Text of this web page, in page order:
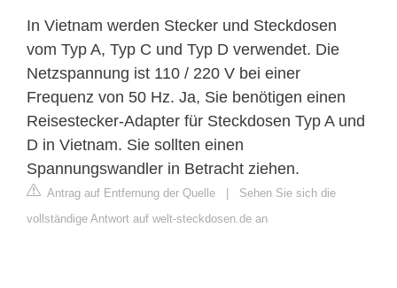
In Vietnam werden Stecker und Steckdosen
vom Typ A, Typ C und Typ D verwendet. Die
Netzspannung ist 110 / 220 V bei einer
Frequenz von 50 Hz. Ja, Sie benötigen einen
Reisestecker-Adapter für Steckdosen Typ A und
D in Vietnam. Sie sollten einen
Spannungswandler in Betracht ziehen.
Antrag auf Entfernung der Quelle
Sehen Sie sich die
vollständige Antwort auf welt-steckdosen.de an